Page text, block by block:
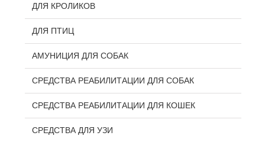
ДЛЯ КРОЛИКОВ
ДЛЯ ПТИЦ
АМУНИЦИЯ ДЛЯ СОБАК
СРЕДСТВА РЕАБИЛИТАЦИИ ДЛЯ СОБАК
СРЕДСТВА РЕАБИЛИТАЦИИ ДЛЯ КОШЕК
СРЕДСТВА ДЛЯ УЗИ